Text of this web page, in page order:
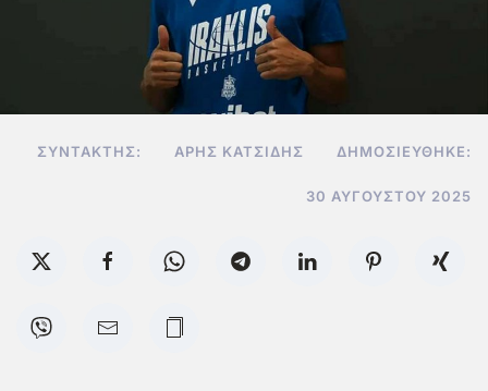
ΣΥΝΤΆΚΤΗΣ: ΆΡΗΣ ΚΑΤΣΊΔΗΣ ΔΗΜΟΣΙΕΎΘΗΚΕ:
30 ΑΥΓΟΎΣΤΟΥ 2025